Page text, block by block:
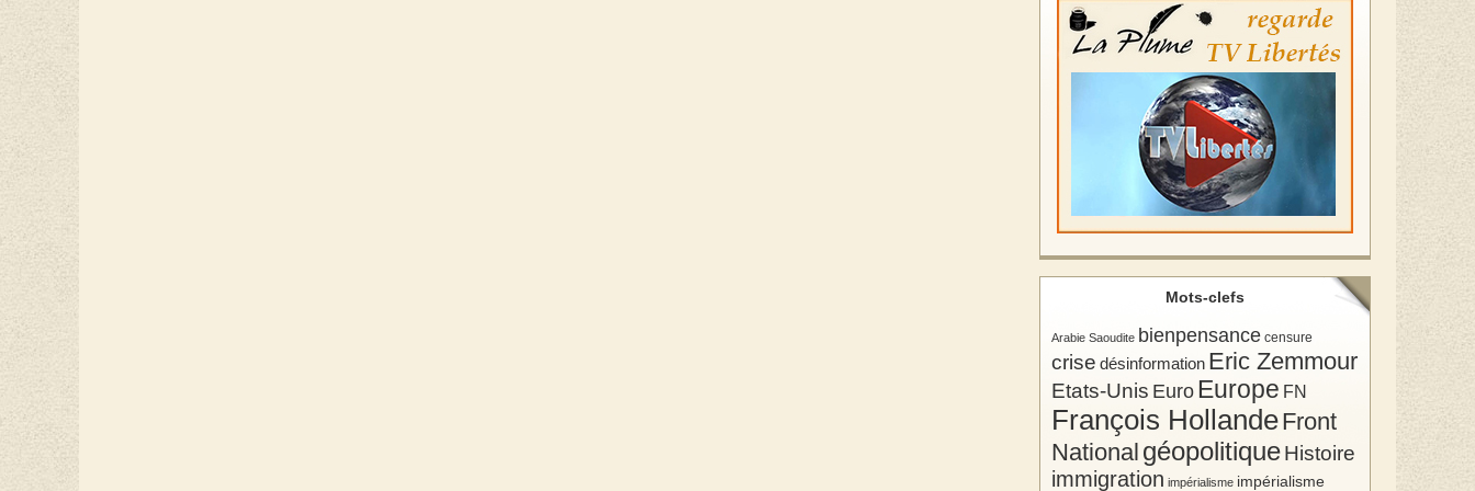
Mots-clefs
Arabie Saoudite bienpensance censure
crise désinformation Eric Zemmour
Etats-Unis Euro Europe FN
François HollandeFront
National géopolitiqueHistoire
immigration impérialisme impérialisme